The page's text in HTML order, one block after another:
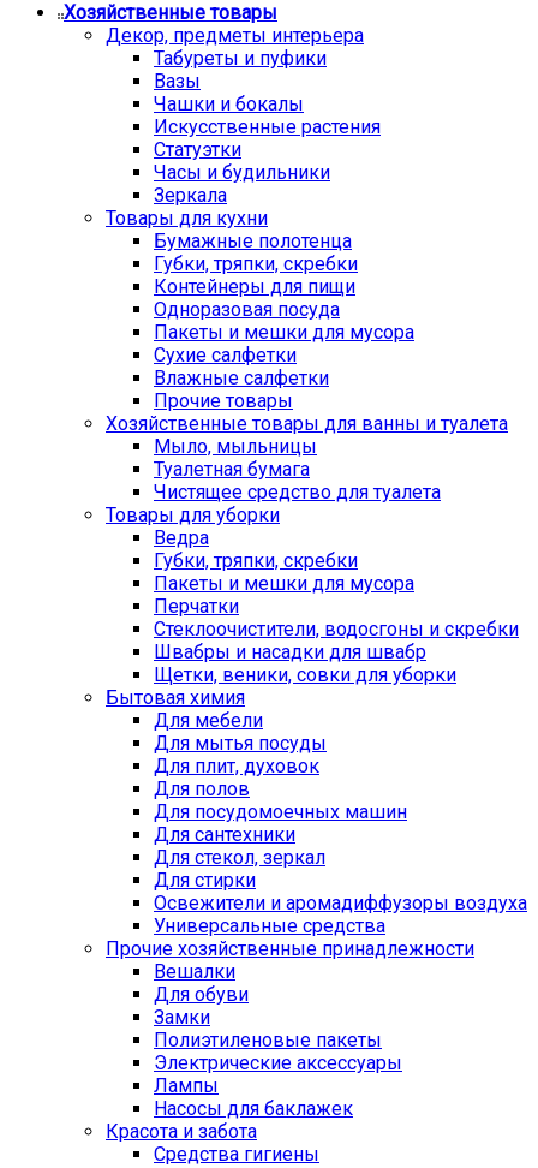
Хозяйственные товары
Декор, предметы интерьера
Табуреты и пуфики
Вазы
Чашки и бокалы
Искусственные растения
Статуэтки
Часы и будильники
Зеркала
Товары для кухни
Бумажные полотенца
Губки, тряпки, скребки
Контейнеры для пищи
Одноразовая посуда
Пакеты и мешки для мусора
Сухие салфетки
Влажные салфетки
Прочие товары
Хозяйственные товары для ванны и туалета
Мыло, мыльницы
Туалетная бумага
Чистящее средство для туалета
Товары для уборки
Ведра
Губки, тряпки, скребки
Пакеты и мешки для мусора
Перчатки
Стеклоочистители, водосгоны и скребки
Швабры и насадки для швабр
Щетки, веники, совки для уборки
Бытовая химия
Для мебели
Для мытья посуды
Для плит, духовок
Для полов
Для посудомоечных машин
Для сантехники
Для стекол, зеркал
Для стирки
Освежители и аромадиффузоры воздуха
Универсальные средства
Прочие хозяйственные принадлежности
Вешалки
Для обуви
Замки
Полиэтиленовые пакеты
Электрические аксессуары
Лампы
Насосы для баклажек
Красота и забота
Средства гигиены